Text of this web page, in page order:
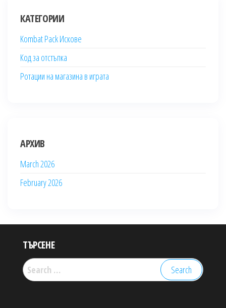
КАТЕГОРИИ
Kombat Pack Искове
Код за отстъпка
Ротации на магазина в играта
АРХИВ
March 2026
February 2026
ТЪРСЕНЕ
Search
for: